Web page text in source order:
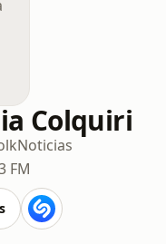
Colquiri
Noticias
FM